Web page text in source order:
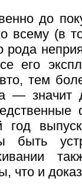
до
всему (в
рода
его
тем
— значит
год
быть
что и